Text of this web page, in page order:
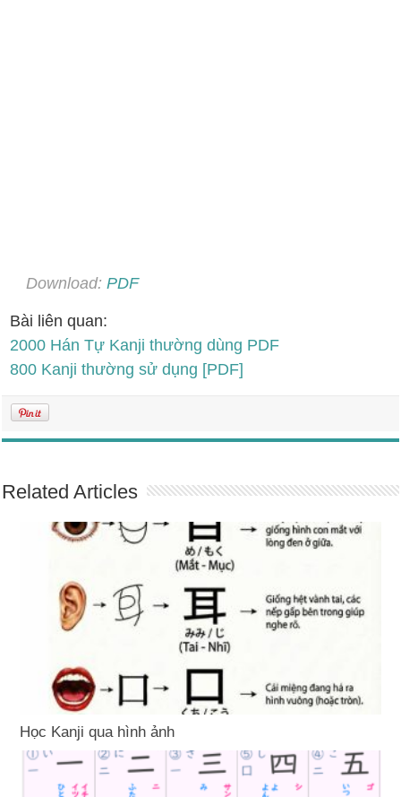
Download:PDF
Bài liên quan:
2000 Hán Tự Kanji thường dùng PDF
800 Kanji thường sử dụng [PDF]
Related Articles
Học Kanji qua hình ảnh